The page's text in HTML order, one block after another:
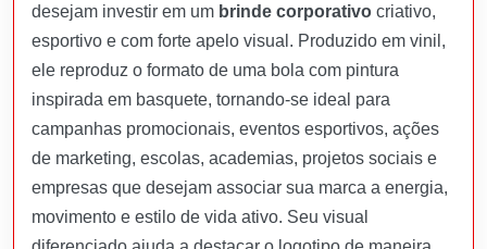
desejam investir em um brinde corporativo criativo,
esportivo e com forte apelo visual. Produzido em vinil,
ele reproduz o formato de uma bola com pintura
inspirada em basquete, tornando-se ideal para
campanhas promocionais, eventos esportivos, ações
de marketing, escolas, academias, projetos sociais e
empresas que desejam associar sua marca a energia,
movimento e estilo de vida ativo. Seu visual